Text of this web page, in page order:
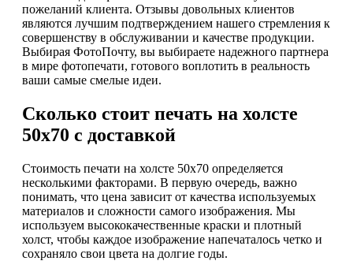
пожеланий клиента. Отзывы довольных клиентов
являются лучшим подтверждением нашего стремления к
совершенству в обслуживании и качестве продукции.
Выбирая ФотоПочту, вы выбираете надежного партнера
в мире фотопечати, готового воплотить в реальность
ваши самые смелые идеи.
Сколько стоит печать на холсте
50х70 с доставкой
Стоимость печати на холсте 50х70 определяется
несколькими факторами. В первую очередь, важно
понимать, что цена зависит от качества используемых
материалов и сложности самого изображения. Мы
используем высококачественные краски и плотный
холст, чтобы каждое изображение напечаталось четко и
сохраняло свои цвета на долгие годы.